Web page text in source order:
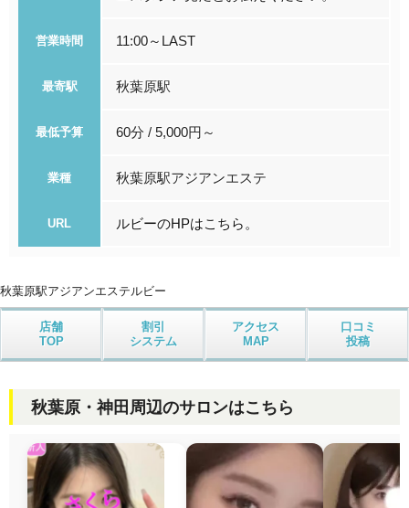
営業時間 11:00～LAST
最寄駅 秋葉原駅
最低予算 60分 / 5,000円～
業種 秋葉原駅アジアンエステ
URL ルビーのHPはこちら。
秋葉原駅アジアンエステルビー
店舗
TOP
割引
システム
アクセス
MAP
口コミ
投稿
秋葉原・神田周辺のサロンはこちら